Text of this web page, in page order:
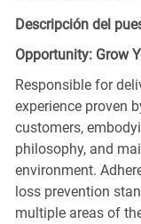
Descripción del
Opportunity: Grow
Responsible for
experience proven
customers,
philosophy, and
environment.
loss prevention
multiple areas of